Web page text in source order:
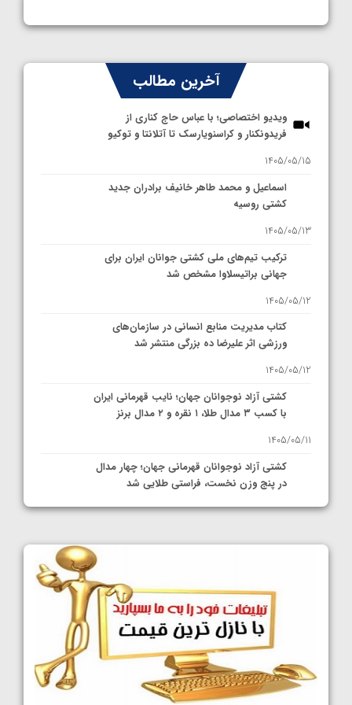
آخرین مطالب
ویدیو اختصاصی؛ با عباس حاج کناری از
فریدونکنار و کراسنویارسک تا آتلانتا و توکیو
1405/05/15
اسماعیل و محمد طاهر خانیف برادران جدید
کشتی روسیه
1405/05/13
ترکیب تیم‌های ملی کشتی جوانان ایران برای
جهانی براتیسلاوا مشخص شد
1405/05/12
کتاب مدیریت منابع انسانی در سازمان‌های
ورزشی اثر علیرضا ده بزرگی منتشر شد
1405/05/12
کشتی آزاد نوجوانان جهان؛ نایب قهرمانی ایران
با کسب ۳ مدال طلا، ۱ نقره و ۲ مدال برنز
1405/05/11
کشتی آزاد نوجوانان قهرمانی جهان؛ چهار مدال
در پنج وزن نخست، فراستی طلایی شد
1405/05/11
کشتی آزاد نوجوانان جهان؛ رقبای نمایندگان
ایران مشخص شدند
1405/05/08
کشتی فرنگی نوجوانان جهان؛ سکوی تیمی
سوم برای ایران